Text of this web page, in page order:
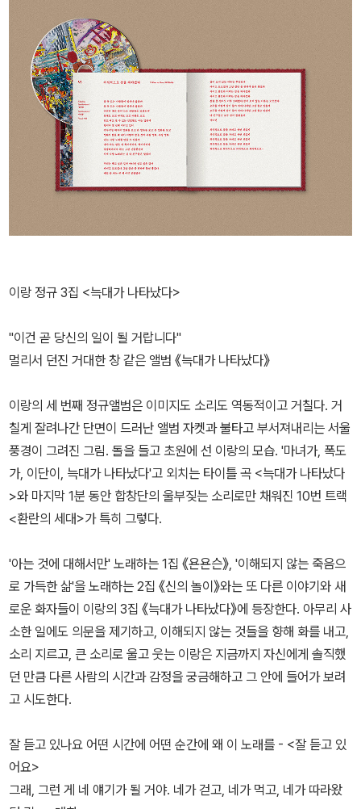
이랑 정규 3집 <늑대가 나타났다>
"이건 곧 당신의 일이 될 거랍니다"
멀리서 던진 거대한 창 같은 앨범 《늑대가 나타났다》
이랑의 세 번째 정규앨범은 이미지도 소리도 역동적이고 거칠다. 거
칠게 잘려나간 단면이 드러난 앨범 자켓과 불타고 부서져내리는 서울
풍경이 그려진 그림. 돌을 들고 초원에 선 이랑의 모습. '마녀가, 폭도
가, 이단이, 늑대가 나타났다'고 외치는 타이틀 곡 <늑대가 나타났다
>와 마지막 1분 동안 합창단의 울부짖는 소리로만 채워진 10번 트랙
<환란의 세대>가 특히 그렇다.
'아는 것에 대해서만' 노래하는 1집 《욘욘슨》, '이해되지 않는 죽음으
로 가득한 삶'을 노래하는 2집 《신의 놀이》와는 또 다른 이야기와 새
로운 화자들이 이랑의 3집 《늑대가 나타났다》에 등장한다. 아무리 사
소한 일에도 의문을 제기하고, 이해되지 않는 것들을 향해 화를 내고,
소리 지르고, 큰 소리로 울고 웃는 이랑은 지금까지 자신에게 솔직했
던 만큼 다른 사람의 시간과 감정을 궁금해하고 그 안에 들어가 보려
고 시도한다.
잘 듣고 있나요 어떤 시간에 어떤 순간에 왜 이 노래를 - <잘 듣고 있
어요>
그래, 그런 게 네 얘기가 될 거야. 네가 걷고, 네가 먹고, 네가 따라왔